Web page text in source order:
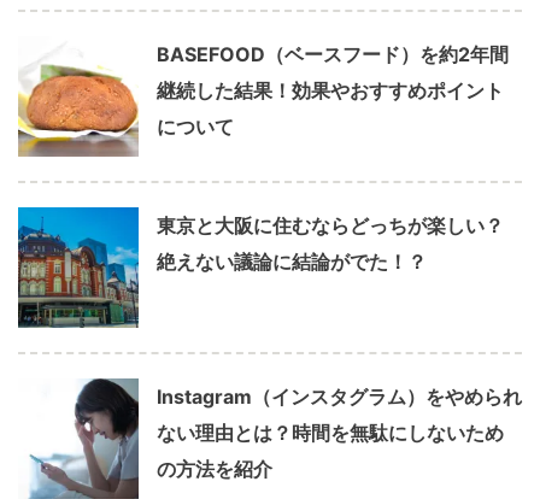
BASEFOOD（ベースフード）を約2年間
継続した結果！効果やおすすめポイント
について
東京と大阪に住むならどっちが楽しい？
絶えない議論に結論がでた！？
Instagram（インスタグラム）をやめられ
ない理由とは？時間を無駄にしないため
の方法を紹介